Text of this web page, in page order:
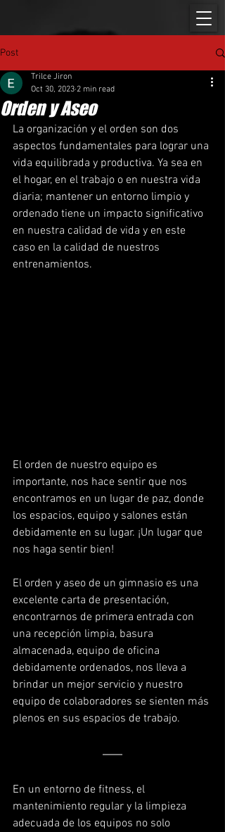
Post
Orden y Aseo
Trilce Jiron
Oct 30, 2023 2 min read
La organización y el orden son dos
aspectos fundamentales para lograr una
vida equilibrada y productiva. Ya sea en
el hogar, en el trabajo o en nuestra vida
diaria; mantener un entorno limpio y
ordenado tiene un impacto significativo
en nuestra calidad de vida y en este
caso en la calidad de nuestros
entrenamientos.
El orden de nuestro equipo es
importante, nos hace sentir que nos
encontramos en un lugar de paz, donde
los espacios, equipo y salones están
debidamente en su lugar. ¡Un lugar que
nos haga sentir bien!
El orden y aseo de un gimnasio es una
excelente carta de presentación,
encontrarnos de primera entrada con
una recepción limpia, basura
almacenada, equipo de oficina
debidamente ordenados, nos lleva a
brindar un mejor servicio y nuestro
equipo de colaboradores se sienten más
plenos en sus espacios de trabajo.
En un entorno de fitness, el
mantenimiento regular y la limpieza
adecuada de los equipos no solo